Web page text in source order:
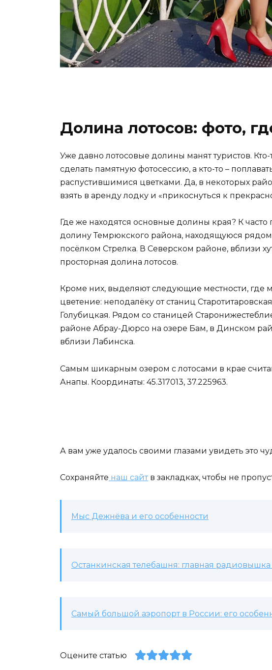
Долина лотосов: фото,
Уже давно лотосовые долины манят туристов. Кто-
сделать памятную фотосессию, а кто-то –
распустившимися цветками. Да, в некоторых
взять в аренду лодку и «прикоснуться к
Где же находятся основные долины края? К
долину Темрюкского района, находящуюся
посёлком Стрелка. В Северском районе, вблизи
просторная долина лотосов.
Кроме них, выделяют следующие местности, где
цветение: неподалёку от станиц
Голубицкая. Рядом со станицей
районе Абрау-Дюрсо на озере Бам, в Динском
вблизи Лабинска.
Самым шикарным озером с лотосами в крае
Анапы. Координаты: 45.317013, 37.225963.
А вам уже удалось своими глазами увидеть это
Сохраняйте наш сайтв закладках, чтобы не
Мыс Дежнёва и его особенности
Останкинская телебашня: главная
Самый большой аэропорт в России: его
Оцените статью